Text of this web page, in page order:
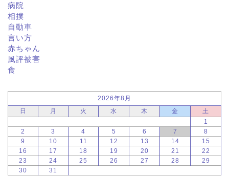
病院
相撲
自動車
言い方
赤ちゃん
風評被害
食
2026年8月
日
月 火 水 木 金
土
1
2
3 4 5 6 7
8
9
10 11 12 13 14
15
16
17 18 19 20 21
22
23
24 25 26 27 28
29
30
31